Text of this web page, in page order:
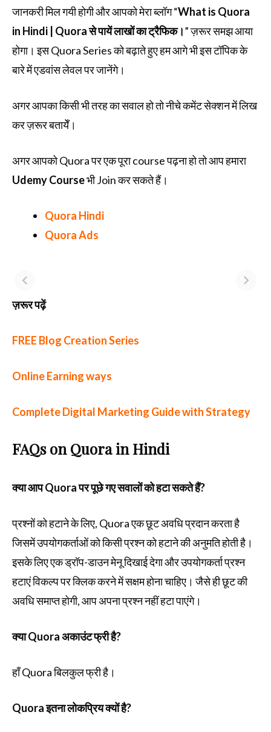
जानकरी मिल गयी होगी और आपको मेरा ब्लॉग “What is Quora
in Hindi | Quora से पायें लाखों का ट्रैफिक।” ज़रूर समझ आया
होगा। इस Quora Series को बढ़ाते हुए हम आगे भी इस टॉपिक के
बारे में एडवांस लेवल पर जानेंगे।
अगर आपका किसी भी तरह का सवाल हो तो नीचे कमेंट सेक्शन में लिख
कर ज़रूर बतायेँ।
अगर आपको Quora पर एक पूरा course पढ़ना हो तो आप हमारा
Udemy Courseभी Join कर सकते हैं।
Quora Hindi
Quora Ads
ज़रूर पढ़ें
FREE Blog Creation Series
Online Earning ways
Complete Digital Marketing Guide with Strategy
FAQs on Quora in Hindi
क्या आप Quora पर पूछे गए सवालों को हटा सकते हैं?
प्रश्नों को हटाने के लिए, Quora एक छूट अवधि प्रदान करता है
जिसमें उपयोगकर्ताओं को किसी प्रश्न को हटाने की अनुमति होती है।
इसके लिए एक ड्रॉप-डाउन मेनू दिखाई देगा और उपयोगकर्ता प्रश्न
हटाएं विकल्प पर क्लिक करने में सक्षम होना चाहिए। जैसे ही छूट की
अवधि समाप्त होगी, आप अपना प्रश्न नहीं हटा पाएंगे।
क्या Quora अकाउंट फ्री है?
हाँ Quora बिलकुल फ्री है।
Quora इतना लोकप्रिय क्यों है?